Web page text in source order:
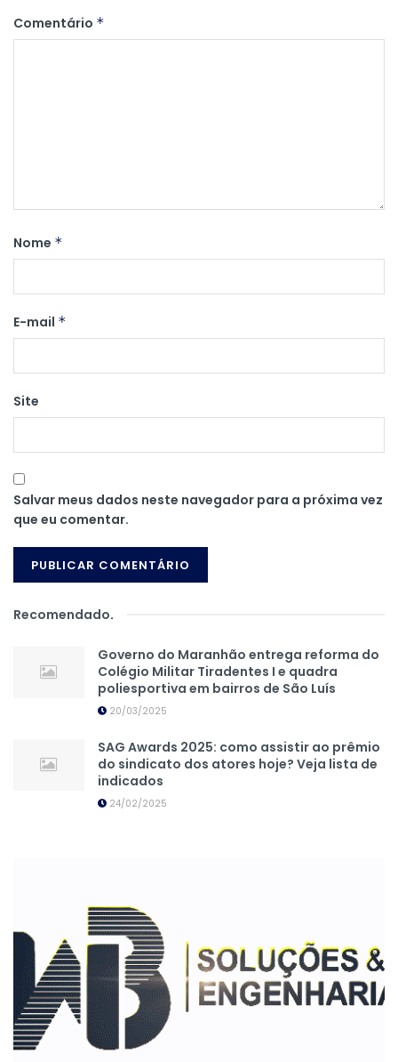
Comentário *
Nome *
E-mail *
Site
Salvar meus dados neste navegador para a próxima vez
que eu comentar.
Recomendado.
Governo do Maranhão entrega reforma do
Colégio Militar Tiradentes I e quadra
poliesportiva em bairros de São Luís
20/03/2025
SAG Awards 2025: como assistir ao prêmio
do sindicato dos atores hoje? Veja lista de
indicados
24/02/2025